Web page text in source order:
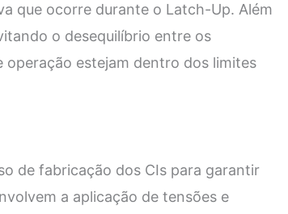
que ocorre durante o Latch-Up. Além
o desequilíbrio entre os
estejam dentro dos limites
de fabricação dos CIs para garantir
a aplicação de tensões e